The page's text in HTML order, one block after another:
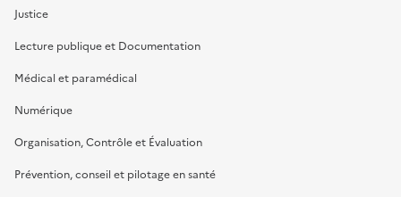
Justice
Lecture publique et Documentation
Médical et paramédical
Numérique
Organisation, Contrôle et Évaluation
Prévention, conseil et pilotage en santé